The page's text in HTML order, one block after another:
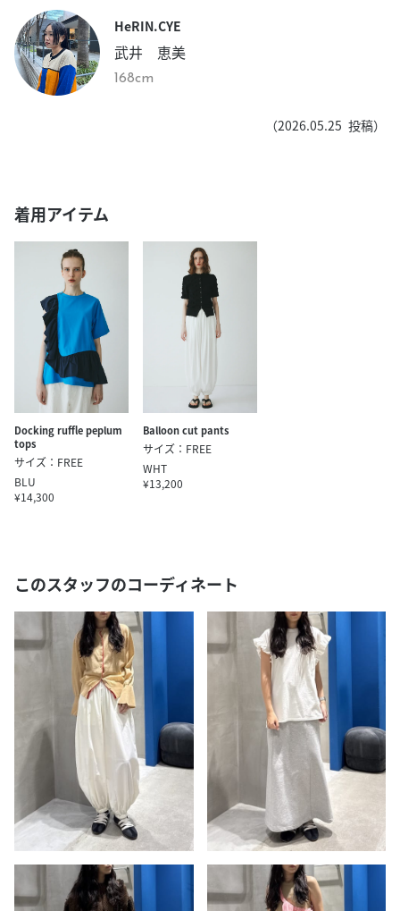
HeRIN.CYE
武井 恵美
168cm
（2026.05.25 投稿）
着用アイテム
Docking ruffle peplum
tops
サイズ：FREE
BLU
¥14,300
Balloon cut pants
サイズ：FREE
WHT
¥13,200
このスタッフのコーディネート